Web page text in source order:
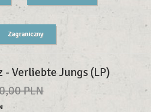
Zagraniczny
- Verliebte Jungs (LP)
PLN